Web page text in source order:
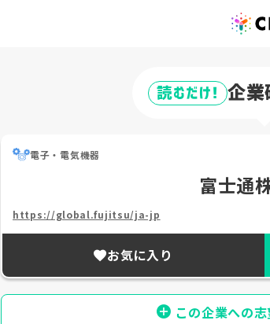
読むだけ! 企業
電子・電気機器
富士通
https://global.fujitsu/ja-jp
お気に入り
この企業への